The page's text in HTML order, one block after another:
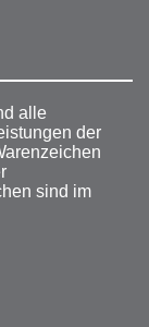
alle
der
sind im